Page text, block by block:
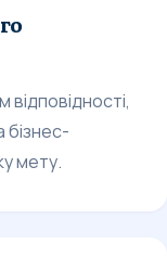
бізнес-
мету.